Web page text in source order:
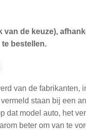
de keuze),
bestellen.
van de fabrikanten,
staan bij een
dat model auto, het
beter om van te